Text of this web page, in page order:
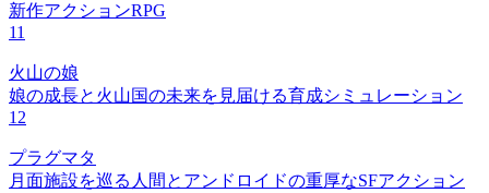
新作アクションRPG
11
火山の娘
娘の成長と火山国の未来を見届ける育成シミュレーション
12
プラグマタ
月面施設を巡る人間とアンドロイドの重厚なSFアクション